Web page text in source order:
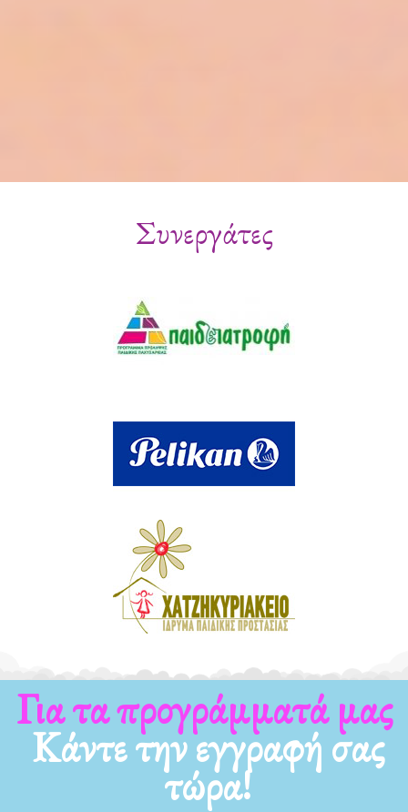
Συνεργάτες
Για τα νέα μας
Κάντε την εγγραφή σας
τώρα!